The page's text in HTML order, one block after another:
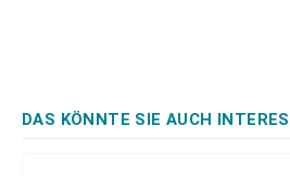
DAS KÖNNTE SIE AUCH